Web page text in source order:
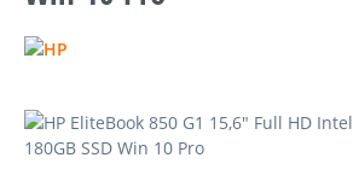
Bildergalerie überspringen